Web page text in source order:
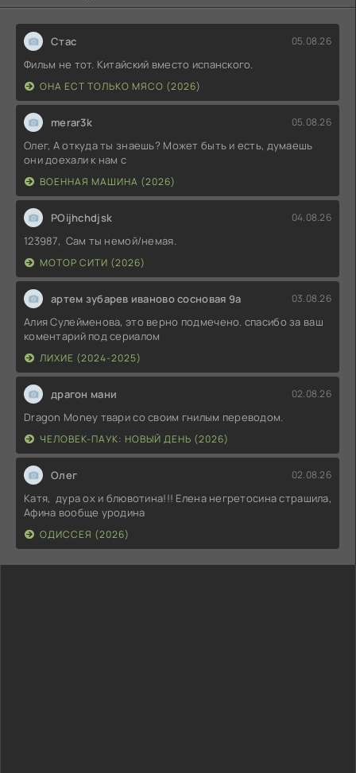
Стас 05.08.26
Фильм не тот. Китайский вместо испанского.
ОНА ЕСТ ТОЛЬКО МЯСО (2026)
merar3k 05.08.26
Олег, А откуда ты знаешь? Может быть и есть, думаешь
они доехали к нам с
ВОЕННАЯ МАШИНА (2026)
POijhchdjsk 04.08.26
123987, Сам ты немой/немая.
МОТОР СИТИ (2026)
артем зубарев иваново сосновая 9а 03.08.26
Алия Сулейменова, это верно подмечено. спасибо за ваш
коментарий под сериалом
ЛИХИЕ (2024-2025)
драгон мани 02.08.26
Dragon Money твари со своим гнилым переводом.
ЧЕЛОВЕК-ПАУК: НОВЫЙ ДЕНЬ (2026)
Олег 02.08.26
Катя, дура ох и блювотина!!! Елена негретосина страшила,
Афина вообще уродина
ОДИССЕЯ (2026)